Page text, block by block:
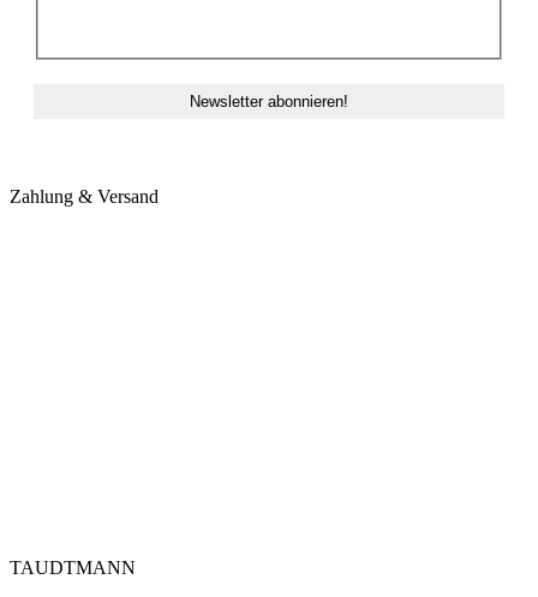
Zahlung & Versand
TAUDTMANN